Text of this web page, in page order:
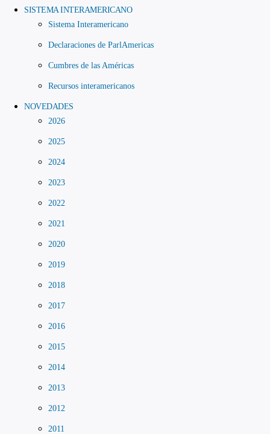
SISTEMA INTERAMERICANO
Sistema Interamericano
Declaraciones de ParlAmericas
Cumbres de las Américas
Recursos interamericanos
NOVEDADES
2026
2025
2024
2023
2022
2021
2020
2019
2018
2017
2016
2015
2014
2013
2012
2011